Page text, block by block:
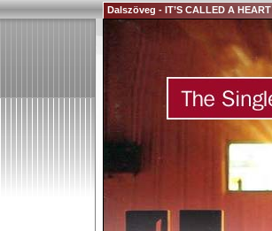
Dalszöveg - IT’S CALLED A HEART